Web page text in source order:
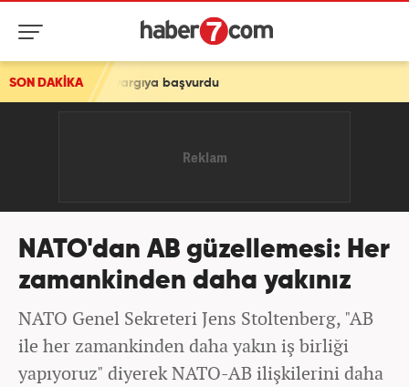
SON DAKİKA
yargıya başvurdu
NATO'dan AB güzellemesi: Her
zamankinden daha yakınız
NATO Genel Sekreteri Jens Stoltenberg, "AB
ile her zamankinden daha yakın iş birliği
yapıyoruz" diyerek NATO-AB ilişkilerini daha